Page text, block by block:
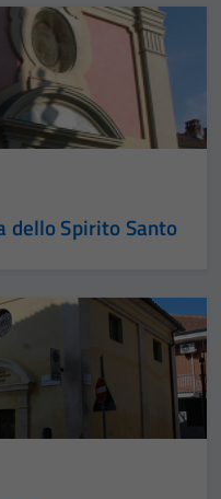
dello Spirito Santo